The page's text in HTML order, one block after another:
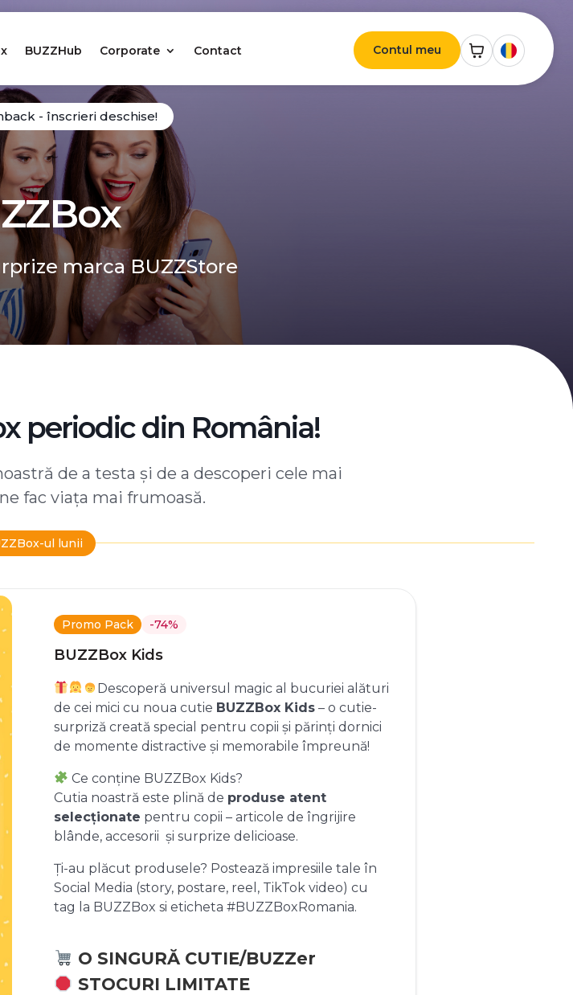
BUZZHub Corporate Contact Contul meu
- înscrieri deschise!
marca BUZZStore
periodic din România!
de a testa și de a descoperi cele mai
fac viața mai frumoasă.
ul lunii
Promo Pack -74%
BUZZBox Kids
Descoperă universul magic al bucuriei alături
de cei mici cu noua cutie BUZZBox Kids– o cutie-
surpriză creată special pentru copii și părinți dornici
de momente distractive și memorabile împreună!
Ce conține BUZZBox Kids?
Cutia noastră este plină de produse atent
selecționate pentru copii – articole de îngrijire
blânde, accesorii și surprize delicioase.
Ți-au plăcut produsele? Postează impresiile tale în
Social Media (story, postare, reel, TikTok video) cu
tag la BUZZBox si eticheta #BUZZBoxRomania.
O SINGURĂ CUTIE/BUZZer
STOCURI LIMITATE